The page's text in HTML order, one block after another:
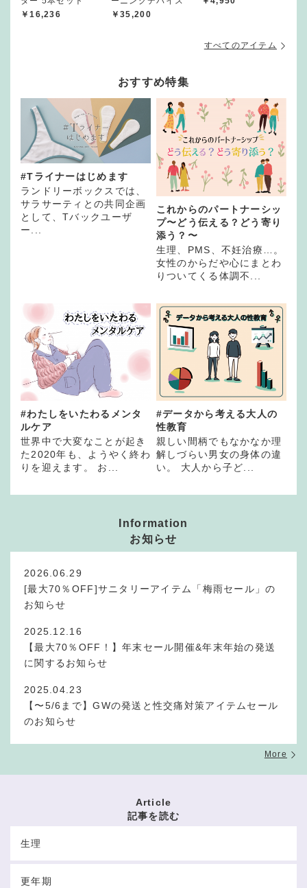
￥16,236
￥35,200
すべてのアイテム
おすすめ特集
#Tライナーはじめます
ランドリーボックスでは、
サラサーティとの共同企画
として、Tバックユーザ
ー...
これからのパートナーシッ
プ〜どう伝える？どう寄り
添う？〜
生理、PMS、不妊治療…。
女性のからだや心にまとわ
りついてくる体調不...
#わたしをいたわるメンタ
ルケア
世界中で大変なことが起き
た2020年も、ようやく終わ
りを迎えます。 お...
#データから考える大人の
性教育
親しい間柄でもなかなか理
解しづらい男女の身体の違
い。 大人から子ど...
Information
お知らせ
2026.06.29
[最大70％OFF]サニタリーアイテム「梅雨セール」の
お知らせ
2025.12.16
【最大70％OFF！】年末セール開催&年末年始の発送
に関するお知らせ
2025.04.23
【〜5/6まで】GWの発送と性交痛対策アイテムセール
のお知らせ
More
Article
記事を読む
生理
更年期